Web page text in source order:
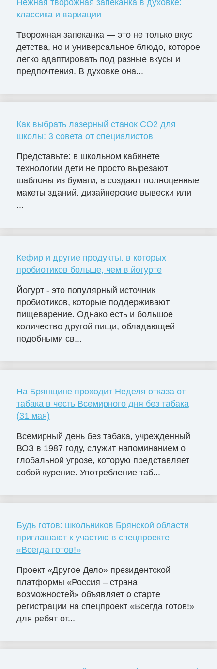
Нежная творожная запеканка в духовке:
классика и вариации
Творожная запеканка — это не только вкус
детства, но и универсальное блюдо, которое
легко адаптировать под разные вкусы и
предпочтения. В духовке она...
Как выбрать лазерный станок СО2 для
школы: 3 совета от специалистов
Представьте: в школьном кабинете
технологии дети не просто вырезают
шаблоны из бумаги, а создают полноценные
макеты зданий, дизайнерские вывески или
...
Кефир и другие продукты, в которых
пробиотиков больше, чем в йогурте
Йогурт - это популярный источник
пробиотиков, которые поддерживают
пищеварение. Однако есть и большое
количество другой пищи, обладающей
подобными св...
На Брянщине проходит Неделя отказа от
табака в честь Всемирного дня без табака
(31 мая)
Всемирный день без табака, учрежденный
ВОЗ в 1987 году, служит напоминанием о
глобальной угрозе, которую представляет
собой курение. Употребление таб...
Будь готов: школьников Брянской области
приглашают к участию в спецпроекте
«Всегда готов!»
Проект «Другое Дело» президентской
платформы «Россия – страна
возможностей» объявляет о старте
регистрации на спецпроект «Всегда готов!»
для ребят от...